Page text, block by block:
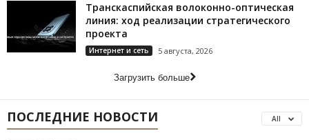
Транскаспийская волоконно-оптическая
линия: ход реализации стратегического
проекта
Интернет и сеть 5 августа, 2026
Загрузить больше
ПОСЛЕДНИЕ НОВОСТИ All